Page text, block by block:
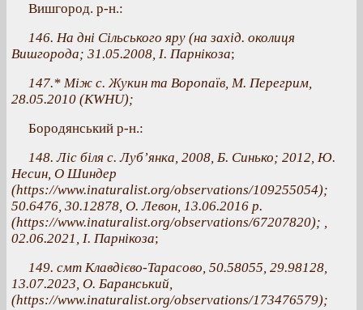
Вишгород. р-н.:
146. На дні Сільського яру (на захід. околиця
Вишгорода; 31.05.2008, І. Парнікоза;
147.* Між с. Жукин та Воропаїв, М. Перегрим,
28.05.2010 (KWHU);
Бородянський р-н.:
148. Ліс біля с. Луб’янка, 2008, Б. Синько; 2012, Ю.
Несин, О Шиндер
(https://www.inaturalist.org/observations/109255054);
50.6476, 30.12878, О. Левон, 13.06.2016 р.
(https://www.inaturalist.org/observations/67207820); ,
02.06.2021, І. Парнікоза;
149. смт Клавдієво-Тарасово, 50.58055, 29.98128,
13.07.2023, О. Баранський,
(https://www.inaturalist.org/observations/173476579);